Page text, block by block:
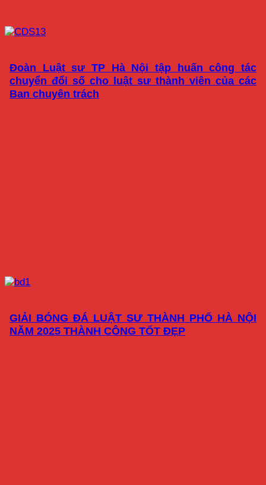
Đoàn Luật sư TP Hà Nội tập huấn công tác
chuyển đổi số cho luật sư thành viên của các
Ban chuyên trách
GIẢI BÓNG ĐÁ LUẬT SƯ THÀNH PHỐ HÀ NỘI
NĂM 2025 THÀNH CÔNG TỐT ĐẸP